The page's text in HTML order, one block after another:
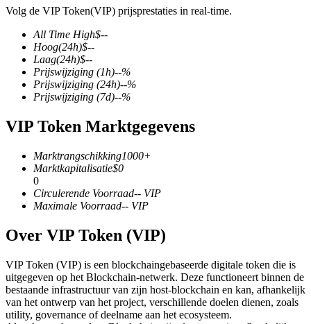
COIN-M-futures
Cryptocurrency-futures
TradFi
Derivaten voor aandelen, forex, edelmetalen en grondstoffen
USDC-futures
Volg de VIP Token(VIP) prijsprestaties in real-time.
All Time High$--
Hoog(24h)$--
Laag(24h)$--
Prijswijziging (1h)--%
Prijswijziging (24h)--%
Prijswijziging (7d)--%
VIP Token Marktgegevens
Marktrangschikking1000+
Marktkapitalisatie$0
0
Circulerende Voorraad-- VIP
Maximale Voorraad-- VIP
Over VIP Token (VIP)
VIP Token (VIP) is een blockchaingebaseerde digitale token die is
uitgegeven op het Blockchain-netwerk. Deze functioneert binnen de
bestaande infrastructuur van zijn host-blockchain en kan, afhankelijk
van het ontwerp van het project, verschillende doelen dienen, zoals
utility, governance of deelname aan het ecosysteem.